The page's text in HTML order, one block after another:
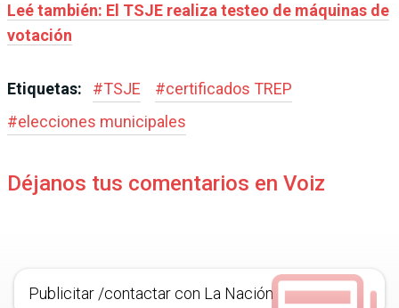
Leé también: El TSJE realiza testeo de máquinas de
votación
Etiquetas: #TSJE #certificados TREP
#elecciones municipales
Déjanos tus comentarios en Voiz
Publicitar /contactar con La Nación